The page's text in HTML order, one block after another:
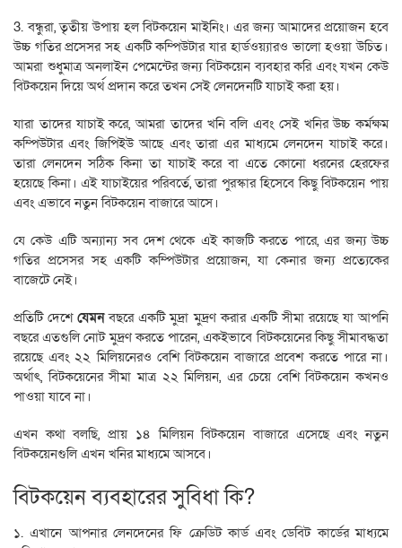
3. বন্ধুরা, তৃতীয় উপায় হল বিটকয়েন মাইনিং। এর জন্য আমাদের প্রয়োজন হবে
উচ্চ গতির প্রসেসর সহ একটি কম্পিউটার যার হার্ডওয়্যারও ভালো হওয়া উচিত।
আমরা শুধুমাত্র অনলাইন পেমেন্টের জন্য বিটকয়েন ব্যবহার করি এবং যখন কেউ
বিটকয়েন দিয়ে অর্থ প্রদান করে তখন সেই লেনদেনটি যাচাই করা হয়।
যারা তাদের যাচাই করে, আমরা তাদের খনি বলি এবং সেই খনির উচ্চ কর্মক্ষম
কম্পিউটার এবং জিপিইউ আছে এবং তারা এর মাধ্যমে লেনদেন যাচাই করে।
তারা লেনদেন সঠিক কিনা তা যাচাই করে বা এতে কোনো ধরনের হেরফের
হয়েছে কিনা। এই যাচাইয়ের পরিবর্তে, তারা পুরস্কার হিসেবে কিছু বিটকয়েন পায়
এবং এভাবে নতুন বিটকয়েন বাজারে আসে।
যে কেউ এটি অন্যান্য সব দেশ থেকে এই কাজটি করতে পারে, এর জন্য উচ্চ
গতির প্রসেসর সহ একটি কম্পিউটার প্রয়োজন, যা কেনার জন্য প্রত্যেকের
বাজেটে নেই।
প্রতিটি দেশেযেমনবছরে একটি মুদ্রা মুদ্রণ করার একটি সীমা রয়েছে যা আপনি
বছরে এতগুলি নোট মুদ্রণ করতে পারেন, একইভাবে বিটকয়েনের কিছু সীমাবদ্ধতা
রয়েছে এবং ২২ মিলিয়নেরও বেশি বিটকয়েন বাজারে প্রবেশ করতে পারে না।
অর্থাৎ, বিটকয়েনের সীমা মাত্র ২২ মিলিয়ন, এর চেয়ে বেশি বিটকয়েন কখনও
পাওয়া যাবে না।
এখন কথা বলছি, প্রায় ১৪ মিলিয়ন বিটকয়েন বাজারে এসেছে এবং নতুন
বিটকয়েনগুলি এখন খনির মাধ্যমে আসবে।
বিটকয়েন ব্যবহারের সুবিধা কি?
১. এখানে আপনার লেনদেনের ফি ক্রেডিট কার্ড এবং ডেবিট কার্ডের মাধ্যমে